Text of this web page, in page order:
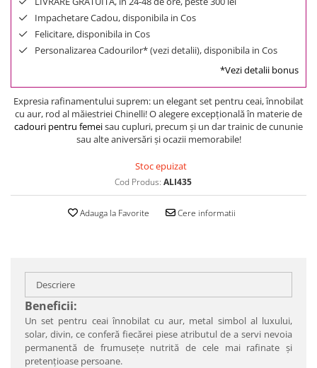
Impachetare Cadou, disponibila in Cos
Felicitare, disponibila in Cos
Personalizarea Cadourilor* (vezi detalii), disponibila in Cos
*Vezi detalii bonus
Expresia rafinamentului suprem: un elegant set pentru ceai, înnobilat
cu aur, rod al măiestriei Chinelli! O alegere excepţională în materie de
cadouri pentru femeisau cupluri, precum şi un dar trainic de cununie
sau alte aniversări şi ocazii memorabile!
Stoc epuizat
Cod Produs: ALI435
Adauga la Favorite Cere informatii
Descriere
Beneficii:
Un set pentru ceai înnobilat cu aur, metal simbol al luxului,
solar, divin, ce conferă fiecărei piese atributul de a servi nevoia
permanentă de frumuseţe nutrită de cele mai rafinate şi
pretenţioase persoane.